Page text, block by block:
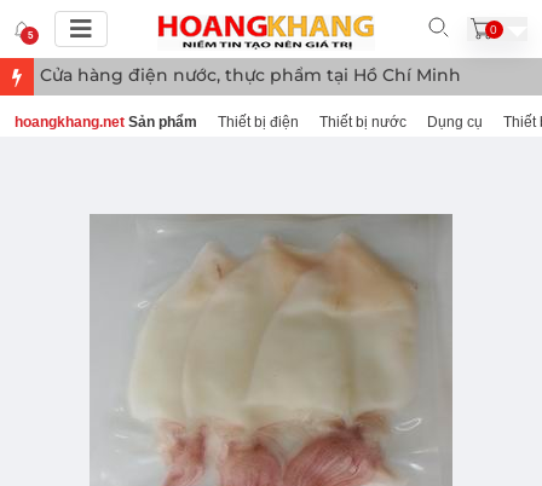
5 0
Cửa hàng điện nước, thực phẩm tại Hồ Chí Minh
hoangkhang.net Sản phẩm Thiết bị điện Thiết bị nước Dụng cụ Thiết